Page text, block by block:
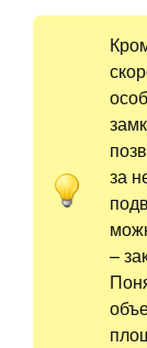
за
–